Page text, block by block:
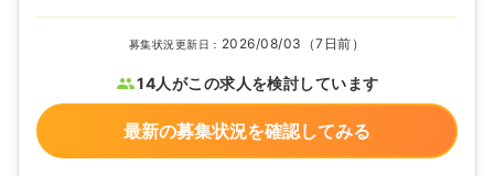
募集状況更新日： 2026/08/03（7日前）
14人がこの求人を検討しています
最新の募集状況を確認してみる